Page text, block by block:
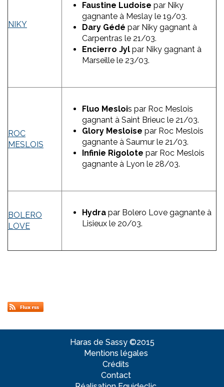
NIKY
Faustine Ludoise par Niky
gagnante à Meslay le 19/03.
Dary Gédé par Niky gagnant à
Carpentras le 21/03.
Encierro Jyl par Niky gagnant à
Marseille le 23/03.
ROC
MESLOIS
Fluo Meslois par Roc Meslois
gagnant à Saint Brieuc le 21/03.
Glory Mesloise par Roc Meslois
gagnante à Saumur le 21/03.
Infinie Rigolote par Roc Meslois
gagnante à Lyon le 28/03.
BOLERO
LOVE
Hydra par Bolero Love gagnante à
Lisieux le 20/03.
Haras de Sassy ©2015
Mentions légales
Crédits
Contact